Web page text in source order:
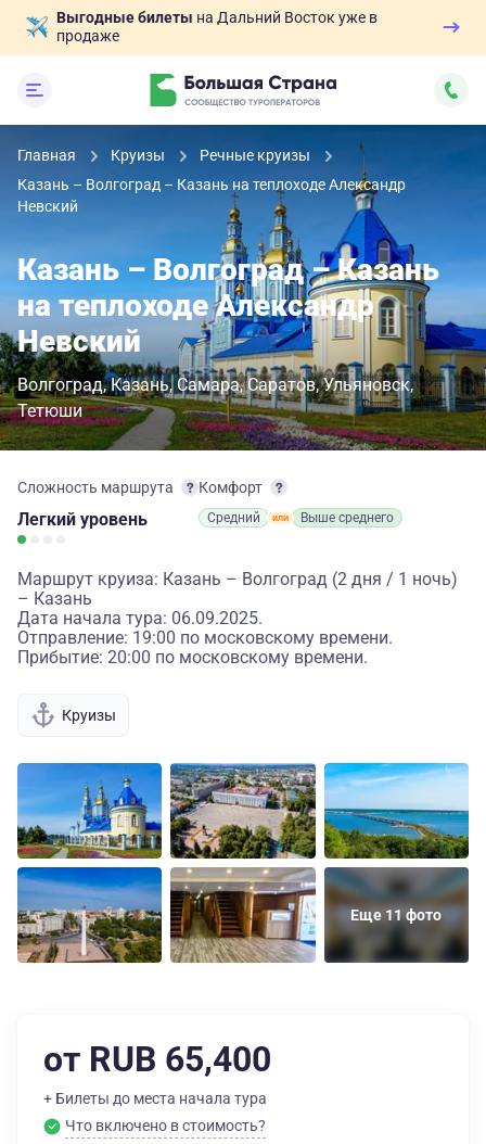
Выгодные билеты на Дальний Восток уже в
продаже
Главная Круизы
Речные круизы
Казань – Волгоград – Казань на теплоходе Александр
Невский
Казань – Волгоград – Казань
на теплоходе Александр
Невский
Волгоград Казань Самара Саратов Ульяновск
Тетюши
Сложность маршрута
Легкий уровень
Комфорт
Средний Выше среднего
Маршрут круиза: Казань – Волгоград (2 дня / 1 ночь)
– Казань
Дата начала тура: 06.09.2025.
Отправление: 19:00 по московскому времени.
Прибытие: 20:00 по московскому времени.
Круизы
Еще 11 фото
от RUB 65,400
+ Билеты до места начала тура
Что включено в стоимость?